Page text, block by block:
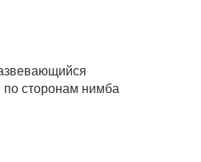
по сторонам нимба